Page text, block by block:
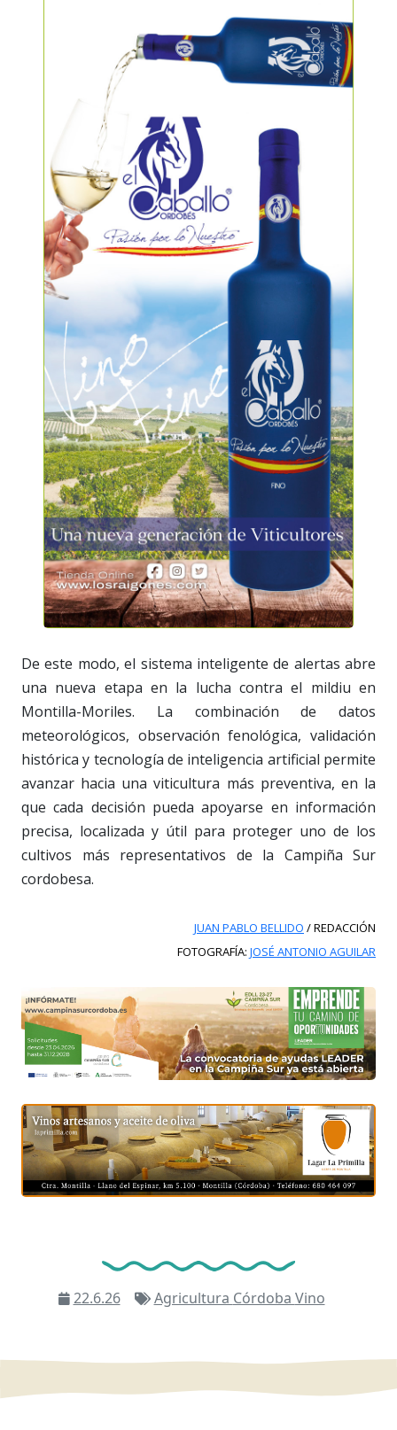
De este modo, el sistema inteligente de alertas abre
una nueva etapa en la lucha contra el mildiu en
Montilla-Moriles. La combinación de datos
meteorológicos, observación fenológica, validación
histórica y tecnología de inteligencia artificial permite
avanzar hacia una viticultura más preventiva, en la
que cada decisión pueda apoyarse en información
precisa, localizada y útil para proteger uno de los
cultivos más representativos de la Campiña Sur
cordobesa.
JUAN PABLO BELLIDO / REDACCIÓN
FOTOGRAFÍA: JOSÉ ANTONIO AGUILAR
22.6.26 Agricultura Córdoba Vino